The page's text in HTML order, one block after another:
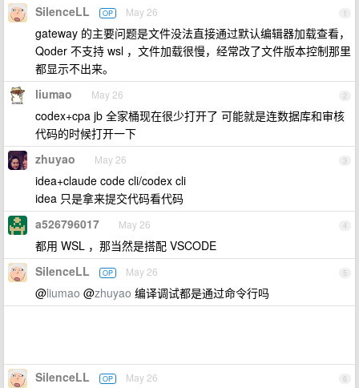
1
SilenceLL OP May 26
gateway 的主要问题是文件没法直接通过默认编辑器加载查看，
Qoder 不支持 wsl ，文件加载很慢，经常改了文件版本控制那里
都显示不出来。
2
liumao May 26
codex+cpa jb 全家桶现在很少打开了 可能就是连数据库和审核
代码的时候打开一下
3
zhuyao May 26
idea+claude code cli/codex cli
idea 只是拿来提交代码看代码
4
a526796017 May 26
都用 WSL ，那当然是搭配 VSCODE
5
SilenceLL OP May 26
@liumao @zhuyao 编译调试都是通过命令行吗
6
SilenceLL OP May 26